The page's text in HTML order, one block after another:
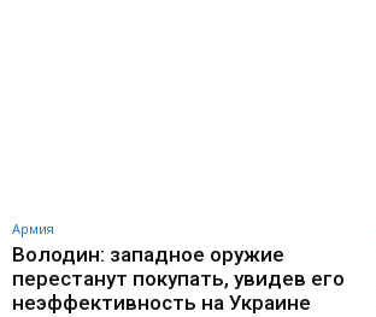
Армия
Володин: западное оружие
перестанут покупать, увидев его
неэффективность на Украине